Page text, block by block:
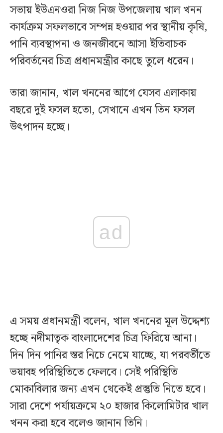
সভায় ইউএনওরা নিজ নিজ উপজেলায় খাল খনন
কার্যক্রম সফলভাবে সম্পন্ন হওয়ার পর স্থানীয় কৃষি,
পানি ব্যবস্থাপনা ও জনজীবনে আসা ইতিবাচক
পরিবর্তনের চিত্র প্রধানমন্ত্রীর কাছে তুলে ধরেন।
তারা জানান, খাল খননের আগে যেসব এলাকায়
বছরে দুই ফসল হতো, সেখানে এখন তিন ফসল
উৎপাদন হচ্ছে।
ad
এ সময় প্রধানমন্ত্রী বলেন, খাল খননের মূল উদ্দেশ্য
হচ্ছে নদীমাতৃক বাংলাদেশের চিত্র ফিরিয়ে আনা।
দিন দিন পানির স্তর নিচে নেমে যাচ্ছে, যা পরবর্তীতে
ভয়াবহ পরিস্থিতিতে ফেলবে। সেই পরিস্থিতি
মোকাবিলার জন্য এখন থেকেই প্রস্তুতি নিতে হবে।
সারা দেশে পর্যায়ক্রমে ২০ হাজার কিলোমিটার খাল
খনন করা হবে বলেও জানান তিনি।